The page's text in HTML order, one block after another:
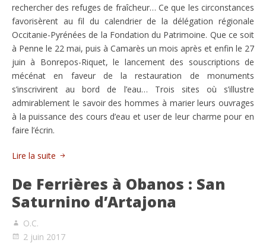
rechercher des refuges de fraîcheur… Ce que les circonstances
favorisèrent au fil du calendrier de la délégation régionale
Occitanie-Pyrénées de la Fondation du Patrimoine. Que ce soit
à Penne le 22 mai, puis à Camarès un mois après et enfin le 27
juin à Bonrepos-Riquet, le lancement des souscriptions de
mécénat en faveur de la restauration de monuments
s’inscrivirent au bord de l’eau… Trois sites où s’illustre
admirablement le savoir des hommes à marier leurs ouvrages
à la puissance des cours d’eau et user de leur charme pour en
faire l’écrin.
Lire la suite
De Ferrières à Obanos : San
Saturnino d’Artajona
O.C.
2 juin 2017